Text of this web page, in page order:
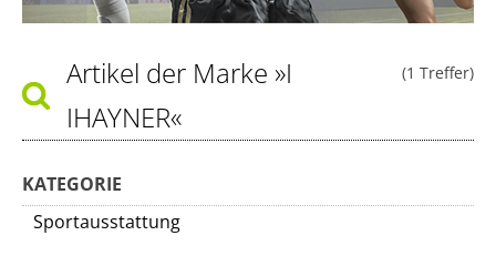
(1 Treffer)
Artikel der Marke »I
IHAYNER«
KATEGORIE
Sportausstattung